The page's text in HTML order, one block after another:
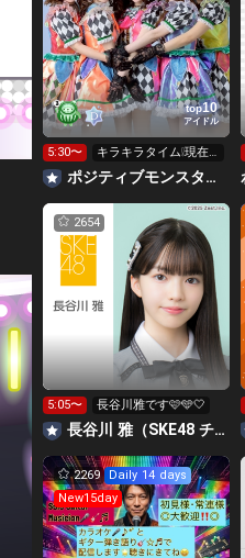
top10
アイドル
5:30〜
キラキラタイム❕現在2
位‼️😭🆘
ポジティブモンスター👾絶対１位で横アリに立つ🌈✨
2654
5:05〜 長谷川雅です🩷🩵🤍
長谷川 雅（SKE48 チームE）
2269
Daily 14 days
New15day